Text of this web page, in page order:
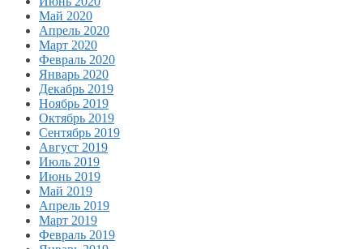
Май 2020
Апрель 2020
Март 2020
Февраль 2020
Январь 2020
Декабрь 2019
Ноябрь 2019
Октябрь 2019
Сентябрь 2019
Август 2019
Июль 2019
Июнь 2019
Май 2019
Апрель 2019
Март 2019
Февраль 2019